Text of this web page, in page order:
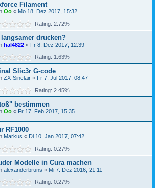
Filament
Oo « Mo 18. Dez 2017, 15:32
Rating: 2.72%
drucken?
hal4822 « Fr 8. Dez 2017, 12:39
Rating: 1.63%
Slic3r G-code
ZX-Sinclair « Fr 7. Jul 2017, 08:47
Rating: 2.45%
bestimmen
Oo « Fr 17. Feb 2017, 15:35
RF1000
Markus « Di 10. Jan 2017, 07:42
Rating: 0.27%
Modelle in Cura machen
alexanderbruns « Mi 7. Dez 2016, 21:11
Rating: 0.27%